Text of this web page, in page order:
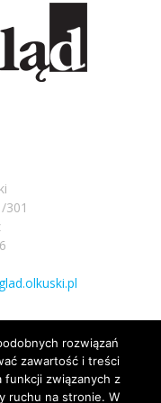
301
rozwiązań
zawartość i treści
funkcji związanych z
ruchu na stronie. W